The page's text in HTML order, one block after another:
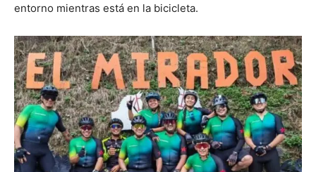
entorno mientras está en la bicicleta.